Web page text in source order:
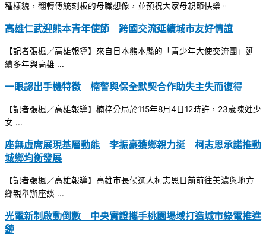
種樣貌，翻轉傳統刻板的母職想像，並預祝大家母親節快樂。
高雄仁武迎熊本青年使節 跨國交流延續城市友好情誼
【記者張楓／高雄報導】來自日本熊本縣的「青少年大使交流團」延
續多年與高雄 ...
一眼認出手機特徵 楠警與保全默契合作助失主失而復得
【記者張楓／高雄報導】楠梓分局於115年8月4日12時許，23歲陳姓少
女 ...
座無虛席展現基層動能 李振豪獲鄉親力挺 柯志恩承諾推動
城鄉均衡發展
【記者張楓／高雄報導】高雄市長候選人柯志恩日前前往美濃與地方
鄉親舉辦座談 ...
光電新制啟動倒數 中央實證攜手桃園場域打造城市綠電推進
鏈